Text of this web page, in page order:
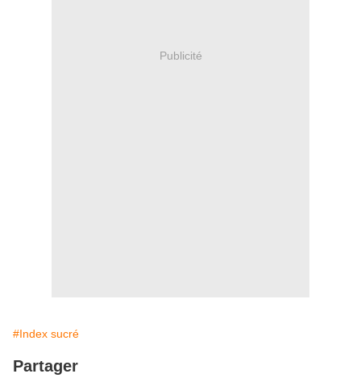
Publicité
#Index sucré
Partager